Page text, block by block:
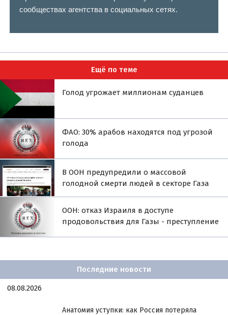
сообществах агентства в социальных сетях.
Ещё по теме
Голод угрожает миллионам суданцев
ФАО: 30% арабов находятся под угрозой
голода
В ООН предупредили о массовой
голодной смерти людей в секторе Газа
ООН: отказ Израиля в доступе
продовольствия для Газы - преступление
Последние новости
08.08.2026
Анатомия уступки: как Россия потеряла